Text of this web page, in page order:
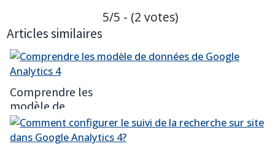
5/5 - (2 votes)
Articles similaires
Comprendre les
modèle de
données de
Google Analytics